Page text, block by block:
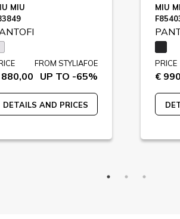
MIU
FROM STYLIAFOE
UP TO -65%
DETAILS AND PRICES
MIU
PRICE
€